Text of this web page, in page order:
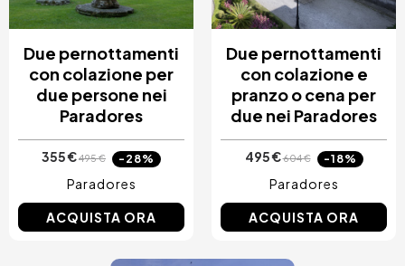
Due pernottamenti
con colazione per
due persone nei
Paradores
355 €495 € -28%
Paradores
ACQUISTA ORA
Due pernottamenti
con colazione e
pranzo o cena per
due nei Paradores
495 €604 € -18%
Paradores
ACQUISTA ORA